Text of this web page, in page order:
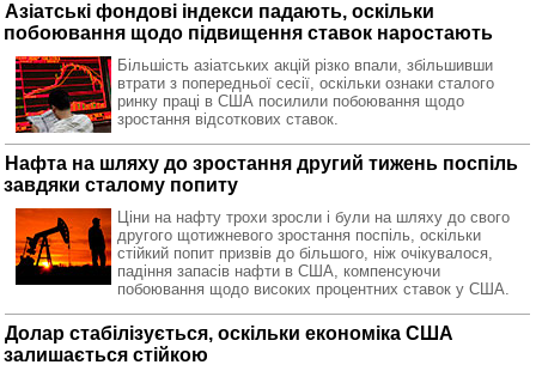
Азіатські фондові індекси падають, оскільки
побоювання щодо підвищення ставок наростають
Більшість азіатських акцій різко впали, збільшивши
втрати з попередньої сесії, оскільки ознаки сталого
ринку праці в США посилили побоювання щодо
зростання відсоткових ставок.
Нафта на шляху до зростання другий тижень поспіль
завдяки сталому попиту
Ціни на нафту трохи зросли і були на шляху до свого
другого щотижневого зростання поспіль, оскільки
стійкий попит призвів до більшого, ніж очікувалося,
падіння запасів нафти в США, компенсуючи
побоювання щодо високих процентних ставок у США.
Долар стабілізується, оскільки економіка США
залишається стійкою